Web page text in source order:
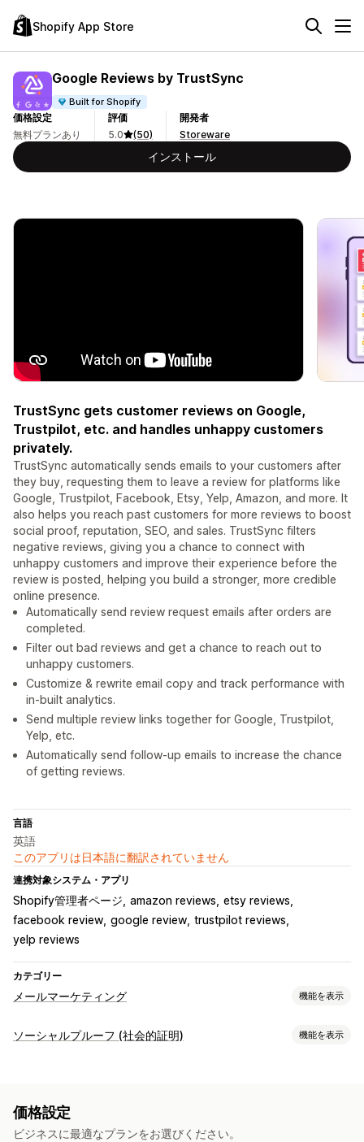
Shopify App Store
Google Reviews by TrustSync
Built for Shopify
価格設定
無料プランあり
評価
5.0
(50)
開発者
Storeware
インストール
TrustSync gets customer reviews on Google,
Trustpilot, etc. and handles unhappy customers
privately.
TrustSync automatically sends emails to your customers after
they buy, requesting them to leave a review for platforms like
Google, Trustpilot, Facebook, Etsy, Yelp, Amazon, and more. It
also helps you reach past customers for more reviews to boost
social proof, reputation, SEO, and sales. TrustSync filters
negative reviews, giving you a chance to connect with
unhappy customers and improve their experience before the
review is posted, helping you build a stronger, more credible
online presence.
Automatically send review request emails after orders are
completed.
Filter out bad reviews and get a chance to reach out to
unhappy customers.
Customize & rewrite email copy and track performance with
in-built analytics.
Send multiple review links together for Google, Trustpilot,
Yelp, etc.
Automatically send follow-up emails to increase the chance
of getting reviews.
言語
英語
このアプリは日本語に翻訳されていません
連携対象システム・アプリ
Shopify管理者ページ amazon reviews etsy reviews
facebook review google review trustpilot reviews
yelp reviews
カテゴリー
メールマーケティング 機能を表示
キャンペーンタイプ
キャンペーン管理
ソーシャルプルーフ (社会的証明) 機能を表示
表示オプション
価格設定
ビジネスに最適なプランをお選びください。